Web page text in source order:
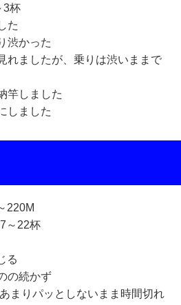
3杯
た
渋かった
れましたが、乗りは渋いままで
竿しました
しました
220M
～22杯
る
の続かず
まりパッとしないまま時間切れ